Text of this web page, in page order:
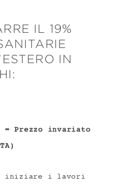
IL 19%
IN
= Prezzo invariato
iniziare i lavori